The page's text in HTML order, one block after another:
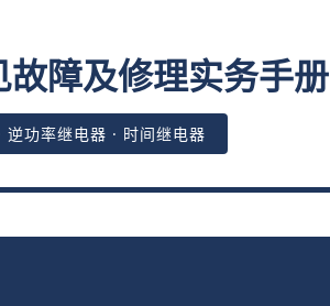
故障及修理实务手册
逆功率继电器 · 时间继电器